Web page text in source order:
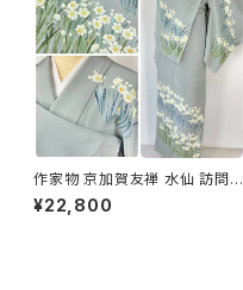
作家物 京加賀友禅 水仙 訪問着
正絹 袷 浅葱鼠 青緑 グレー 白
1157
¥22,800